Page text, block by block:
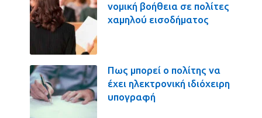
νομική βοήθεια σε πολίτες
χαμηλού εισοδήματος
Πως μπορεί ο πολίτης να
έχει ηλεκτρονική ιδιόχειρη
υπογραφή